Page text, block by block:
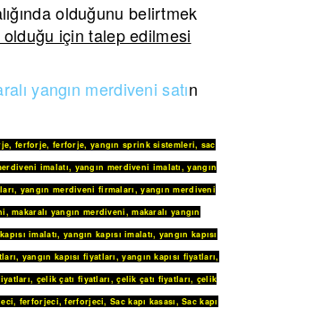
olduğunu belirtmek
olduğu için talep edilmesi
yangın merdiveni satın
, ferforje, ferforje, yangın sprink sistemleri, sac
imalatı, yangın merdiveni imalatı,yangın
, yangın merdiveni firmaları,yangın merdiveni
,makaralı yangın merdiveni,makaralı yangın
imalatı, yangın kapısı imalatı, yangın kapısı
, yangın kapısı fiyatları,yangın kapısı fiyatları,
, çelik çatı fiyatları,çelik çatı fiyatları, çelik
, ferforjeci,ferforjeci,Sac kapı kasası,Sac kapı